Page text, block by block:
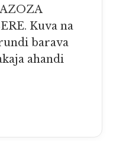
Kuva na
barava
ahandi